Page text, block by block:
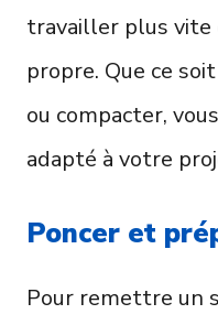
travailler plus
propre. Que ce
ou compacter,
adapté à votre
Poncer et
Pour remettre un